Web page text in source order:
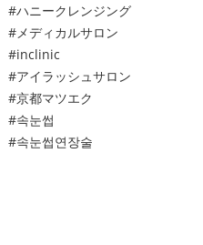
#ハニークレンジング
#メディカルサロン
#inclinic
#アイラッシュサロン
#京都マツエク
#속눈썹
#속눈썹연장술